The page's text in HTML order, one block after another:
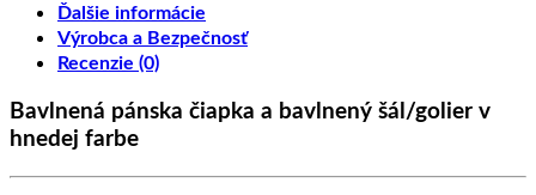
Ďalšie informácie
Výrobca a Bezpečnosť
Recenzie (0)
Bavlnená pánska čiapka a bavlnený šál/golier v
hnedej farbe